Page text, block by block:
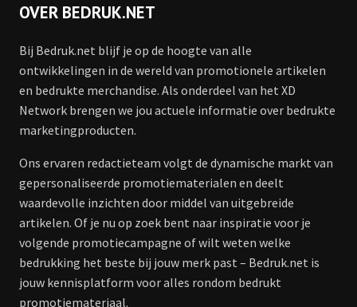
OVER BEDRUK.NET
Bij Bedruk.net blijf je op de hoogte van alle
ontwikkelingen in de wereld van promotionele artikelen
en bedrukte merchandise. Als onderdeel van het XD
Network brengen we jou actuele informatie over bedrukte
marketingproducten.
Ons ervaren redactieteam volgt de dynamische markt van
gepersonaliseerde promotiematerialen en deelt
waardevolle inzichten door middel van uitgebreide
artikelen. Of je nu op zoek bent naar inspiratie voor je
volgende promotiecampagne of wilt weten welke
bedrukking het beste bij jouw merk past – Bedruk.net is
jouw kennisplatform voor alles rondom bedrukt
promotiemateriaal.